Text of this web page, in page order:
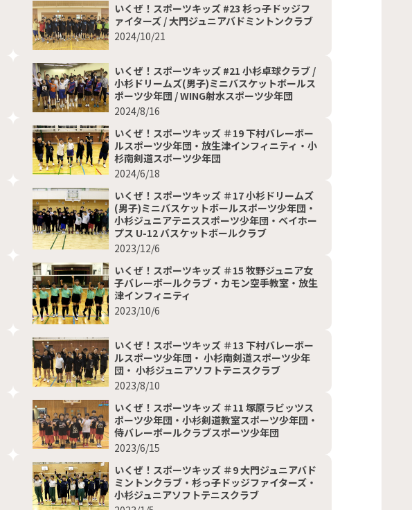
いくぜ！スポーツキッズ #23 杉っ子ドッジフ
ァイターズ / 大門ジュニアバドミントンクラブ
2024/10/21
いくぜ！スポーツキッズ #21 小杉卓球クラブ /
小杉ドリームズ(男子)ミニバスケットボールス
ポーツ少年団 / WING射水スポーツ少年団
2024/8/16
いくぜ！スポーツキッズ ＃19 下村バレーボー
ルスポーツ少年団・放生津インフィニティ・小
杉南剣道スポーツ少年団
2024/6/18
いくぜ！スポーツキッズ ＃17 小杉ドリームズ
(男子)ミニバスケットボールスポーツ少年団・
小杉ジュニアテニススポーツ少年団・ベイホー
プス U-12 バスケットボールクラブ
2023/12/6
いくぜ！スポーツキッズ ＃15 牧野ジュニア女
子バレーボールクラブ・カモン空手教室・放生
津インフィニティ
2023/10/6
いくぜ！スポーツキッズ ＃13 下村バレーボー
ルスポーツ少年団・ 小杉南剣道スポーツ少年
団・ 小杉ジュニアソフトテニスクラブ
2023/8/10
いくぜ！スポーツキッズ ＃11 塚原ラビッツス
ポーツ少年団・小杉剣道教室スポーツ少年団・
侍バレーボールクラブスポーツ少年団
2023/6/15
いくぜ！スポーツキッズ ＃9 大門ジュニアバド
ミントンクラブ・杉っ子ドッジファイターズ・
小杉ジュニアソフトテニスクラブ